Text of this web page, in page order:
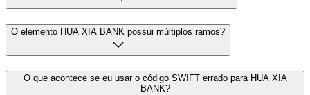
O elemento HUA XIA BANK possui múltiplos ramos?
O que acontece se eu usar o código SWIFT errado para HUA XIA
BANK?